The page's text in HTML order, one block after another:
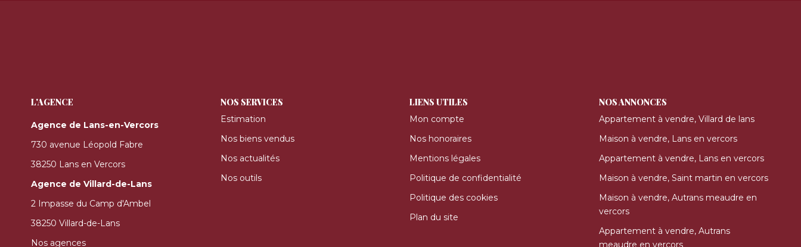
L'AGENCE
Agence de Lans-en-Vercors
730 avenue Léopold Fabre
38250 Lans en Vercors
Agence de Villard-de-Lans
2 Impasse du Camp d'Ambel
38250 Villard-de-Lans
Nos agences
NOS SERVICES
Estimation
Nos biens vendus
Nos actualités
Nos outils
LIENS UTILES
Mon compte
Nos honoraires
Mentions légales
Politique de confidentialité
Politique des cookies
Plan du site
NOS ANNONCES
Appartement à vendre, Villard de lans
Maison à vendre, Lans en vercors
Appartement à vendre, Lans en vercors
Maison à vendre, Saint martin en vercors
Maison à vendre, Autrans meaudre en
vercors
Appartement à vendre, Autrans
meaudre en vercors